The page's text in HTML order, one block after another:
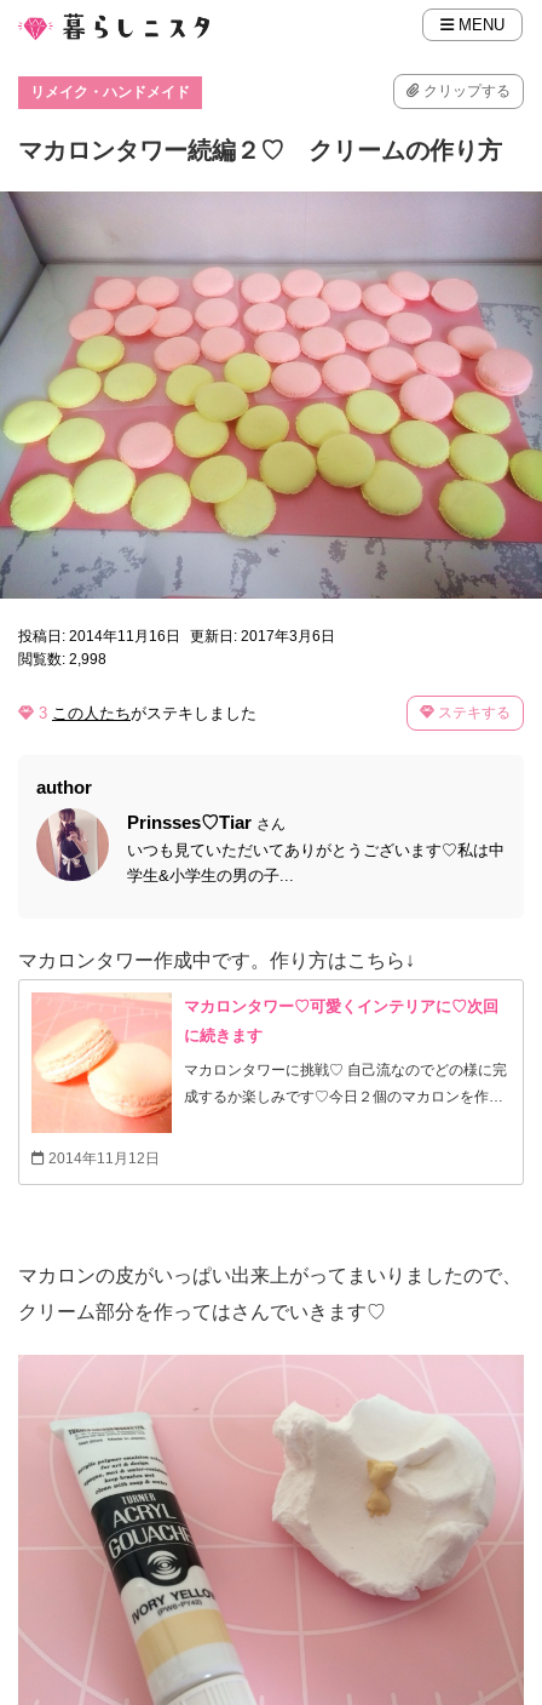
MENU
リメイク・ハンドメイド クリップする
マカロンタワー続編２♡ クリームの作り方
投稿日: 2014年11月16日
更新日: 2017年3月6日
閲覧数: 2,998
3 この人たちがステキしました ステキする
author
Prinsses♡Tiar さん
いつも見ていただいてありがとうございます♡私は中
学生&小学生の男の子...
マカロンタワー作成中です。作り方はこちら↓
マカロンタワー♡可愛くインテリアに♡次回
に続きます
マカロンタワーに挑戦♡ 自己流なのでどの様に完
成するか楽しみです♡今日２個のマカロンを作り
2014年11月12日
マカロンの皮がいっぱい出来上がってまいりましたので、
クリーム部分を作ってはさんでいきます♡